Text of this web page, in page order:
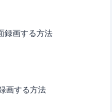
録画する方法
画する方法